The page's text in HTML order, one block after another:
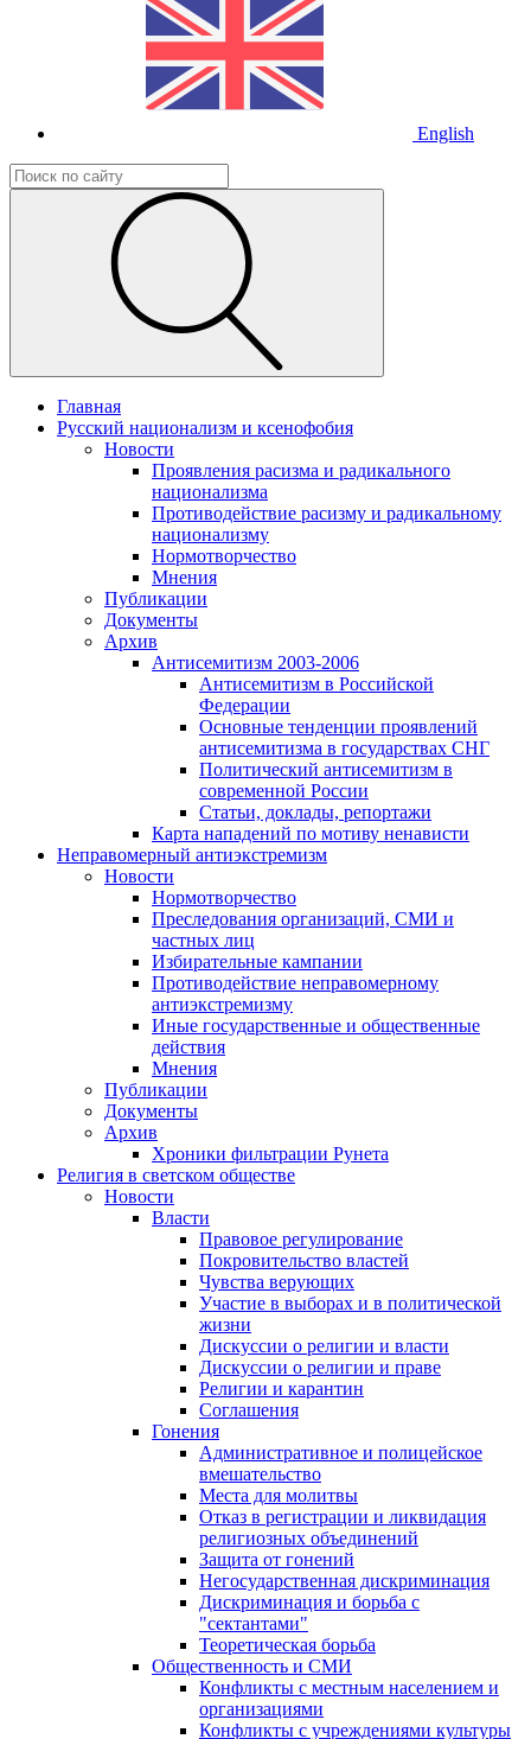
English
Главная
Русский национализм и ксенофобия
Новости
Проявления расизма и радикального
национализма
Противодействие расизму и радикальному
национализму
Нормотворчество
Мнения
Публикации
Документы
Архив
Антисемитизм 2003-2006
Антисемитизм в Российской
Федерации
Основные тенденции проявлений
антисемитизма в государствах СНГ
Политический антисемитизм в
современной России
Статьи, доклады, репортажи
Карта нападений по мотиву ненависти
Неправомерный антиэкстремизм
Новости
Нормотворчество
Преследования организаций, СМИ и
частных лиц
Избирательные кампании
Противодействие неправомерному
антиэкстремизму
Иные государственные и общественные
действия
Мнения
Публикации
Документы
Архив
Хроники фильтрации Рунета
Религия в светском обществе
Новости
Власти
Правовое регулирование
Покровительство властей
Чувства верующих
Участие в выборах и в политической
жизни
Дискуссии о религии и власти
Дискуссии о религии и праве
Религии и карантин
Соглашения
Гонения
Административное и полицейское
вмешательство
Места для молитвы
Отказ в регистрации и ликвидация
религиозных объединений
Защита от гонений
Негосударственная дискриминация
Дискриминация и борьба с
"сектантами"
Теоретическая борьба
Общественность и СМИ
Конфликты с местным населением и
организациями
Конфликты с учреждениями культуры